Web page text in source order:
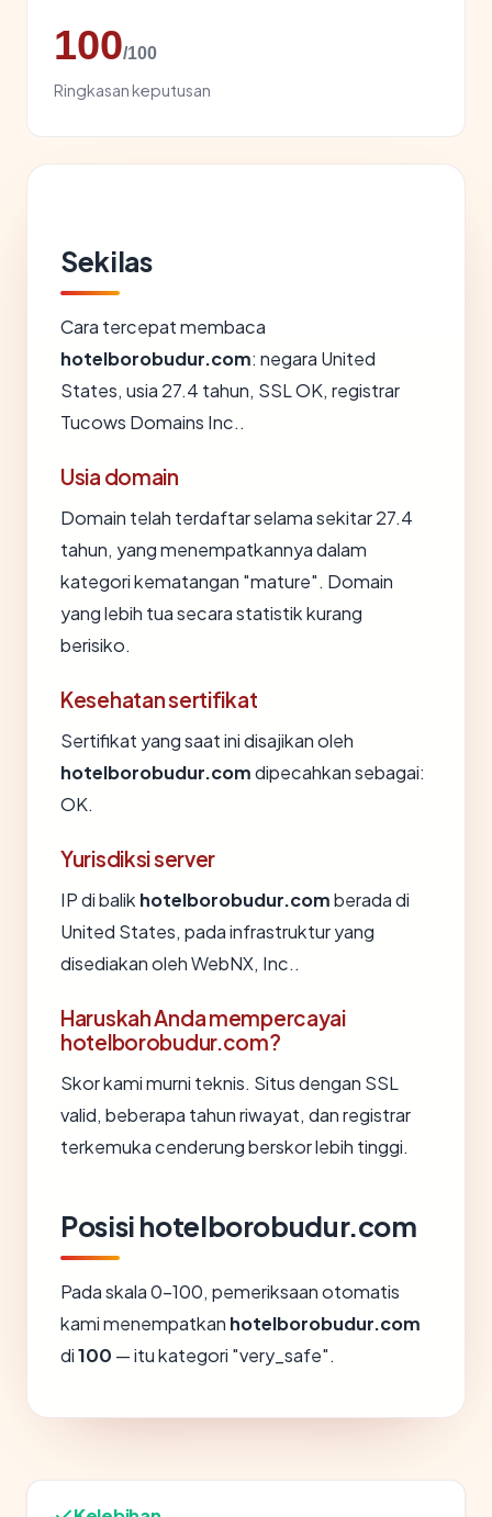
100/100
Ringkasan keputusan
Sekilas
Cara tercepat membaca
hotelborobudur.com: negara United
States, usia 27.4 tahun, SSL OK, registrar
Tucows Domains Inc..
Usia domain
Domain telah terdaftar selama sekitar 27.4
tahun, yang menempatkannya dalam
kategori kematangan "mature". Domain
yang lebih tua secara statistik kurang
berisiko.
Kesehatan sertifikat
Sertifikat yang saat ini disajikan oleh
hotelborobudur.comdipecahkan sebagai:
OK.
Yurisdiksi server
IP di balik hotelborobudur.comberada di
United States, pada infrastruktur yang
disediakan oleh WebNX, Inc..
Haruskah Anda mempercayai
hotelborobudur.com?
Skor kami murni teknis. Situs dengan SSL
valid, beberapa tahun riwayat, dan registrar
terkemuka cenderung berskor lebih tinggi.
Posisi hotelborobudur.com
Pada skala 0-100, pemeriksaan otomatis
kami menempatkan hotelborobudur.com
di100 — itu kategori "very_safe".